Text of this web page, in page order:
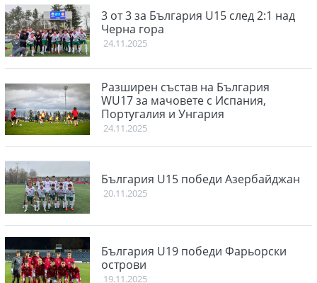
3 от 3 за България U15 след 2:1 над
Черна гора
24.11.2025
Разширен състав на България
WU17 за мачовете с Испания,
Португалия и Унгария
24.11.2025
България U15 победи Азербайджан
20.11.2025
България U19 победи Фарьорски
острови
19.11.2025